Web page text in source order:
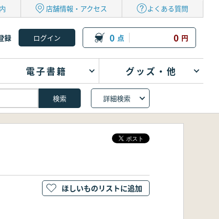
店舗情報・アクセス よくある質問
録 0 点 0 円
電子書籍 グッズ・他
詳細検索
ほしいものリストに追加